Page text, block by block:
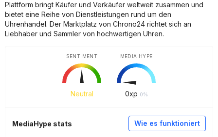
Plattform bringt Käufer und Verkäufer weltweit zusammen und
bietet eine Reihe von Dienstleistungen rund um den
Uhrenhandel. Der Marktplatz von Chrono24 richtet sich an
Liebhaber und Sammler von hochwertigen Uhren.
Neutral
SENTIMENT
0xp 0%
MEDIA HYPE
Wie es funktioniert
MediaHype stats